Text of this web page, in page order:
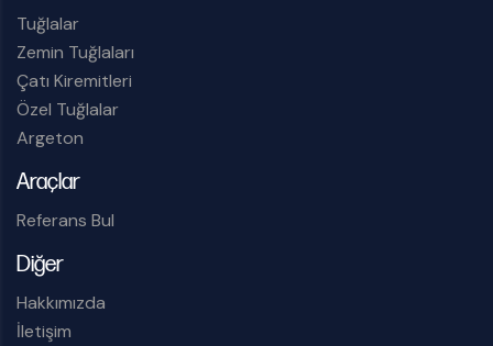
Tuğlalar
Zemin Tuğlaları
Çatı Kiremitleri
Özel Tuğlalar
Argeton
Araçlar
Referans Bul
Diğer
Hakkımızda
İletişim